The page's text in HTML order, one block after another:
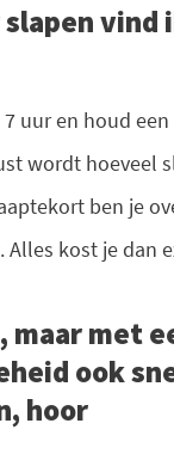
slapen vind
uur en houd
wordt hoeveel
ben je
Alles kost je dan
maar met
ook
hoor